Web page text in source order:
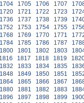
1704 1705 1706 1707
1720 1721 1722 1723
1736 1737 1738 1739
1752 1753 1754 1755
1768 1769 1770 1771
1784 1785 1786 1787
1800 1801 1802 1803
1816 1817 1818 1819
1832 1833 1834 1835
1848 1849 1850 1851
1864 1865 1866 1867
1880 1881 1882 1883
1896 1897 1898 1899